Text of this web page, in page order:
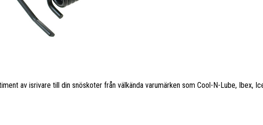
av isrivare till din snöskoter från välkända varumärken som Cool-N-Lube, Ibex,